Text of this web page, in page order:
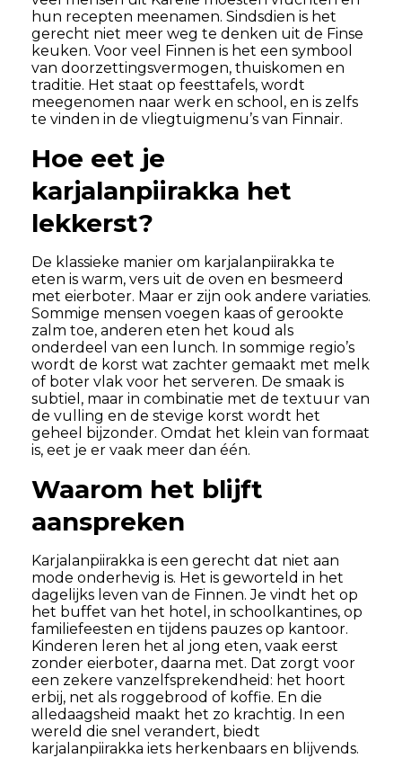
hun recepten meenamen. Sindsdien is het
gerecht niet meer weg te denken uit de Finse
keuken. Voor veel Finnen is het een symbool
van doorzettingsvermogen, thuiskomen en
traditie. Het staat op feesttafels, wordt
meegenomen naar werk en school, en is zelfs
te vinden in de vliegtuigmenu’s van Finnair.
Hoe eet je
karjalanpiirakka het
lekkerst?
De klassieke manier om karjalanpiirakka te
eten is warm, vers uit de oven en besmeerd
met eierboter. Maar er zijn ook andere variaties.
Sommige mensen voegen kaas of gerookte
zalm toe, anderen eten het koud als
onderdeel van een lunch. In sommige regio’s
wordt de korst wat zachter gemaakt met melk
of boter vlak voor het serveren. De smaak is
subtiel, maar in combinatie met de textuur van
de vulling en de stevige korst wordt het
geheel bijzonder. Omdat het klein van formaat
is, eet je er vaak meer dan één.
Waarom het blijft
aanspreken
Karjalanpiirakka is een gerecht dat niet aan
mode onderhevig is. Het is geworteld in het
dagelijks leven van de Finnen. Je vindt het op
het buffet van het hotel, in schoolkantines, op
familiefeesten en tijdens pauzes op kantoor.
Kinderen leren het al jong eten, vaak eerst
zonder eierboter, daarna met. Dat zorgt voor
een zekere vanzelfsprekendheid: het hoort
erbij, net als roggebrood of koffie. En die
alledaagsheid maakt het zo krachtig. In een
wereld die snel verandert, biedt
karjalanpiirakka iets herkenbaars en blijvends.